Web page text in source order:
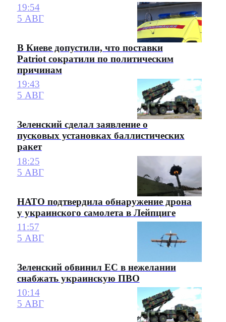
19:54
5 АВГ
В Киеве допустили, что поставки
Patriot сократили по политическим
причинам
19:43
5 АВГ
Зеленский сделал заявление о
пусковых установках баллистических
ракет
18:25
5 АВГ
НАТО подтвердила обнаружение дрона
у украинского самолета в Лейпциге
11:57
5 АВГ
Зеленский обвинил ЕС в нежелании
снабжать украинскую ПВО
10:14
5 АВГ